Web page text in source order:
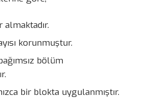
korunmuştur.
bölüm
bir blokta uygulanmıştır.